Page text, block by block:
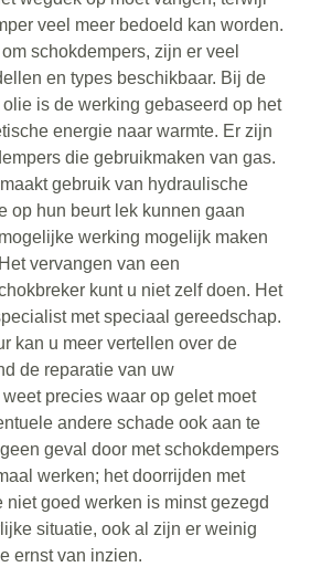
veel meer bedoeld kan worden.
schokdempers, zijn er veel
en types beschikbaar. Bij de
is de werking gebaseerd op het
energie naar warmte. Er zijn
die gebruikmaken van gas.
gebruik van hydraulische
op hun beurt lek kunnen gaan
werking mogelijk maken
vervangen van een
kunt u niet zelf doen. Het
met speciaal gereedschap.
kan u meer vertellen over de
de reparatie van uw
precies waar op gelet moet
andere schade ook aan te
geval door met schokdempers
werken; het doorrijden met
niet goed werken is minst gezegd
situatie, ook al zijn er weinig
ernst van inzien.